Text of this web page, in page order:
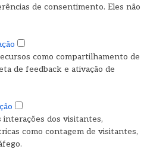
de consentimento. Eles não
como compartilhamento de
de feedback e ativação de
interações dos visitantes,
como contagem de visitantes,